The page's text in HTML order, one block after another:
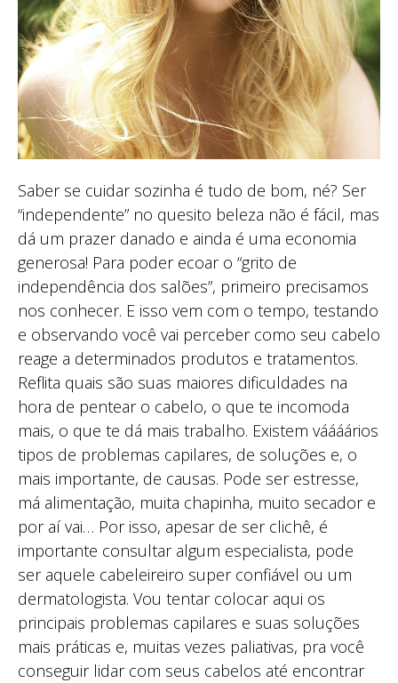
Saber se cuidar sozinha é tudo de bom, né? Ser
“independente” no quesito beleza não é fácil, mas
dá um prazer danado e ainda é uma economia
generosa! Para poder ecoar o “grito de
independência dos salões”, primeiro precisamos
nos conhecer. E isso vem com o tempo, testando
e observando você vai perceber como seu cabelo
reage a determinados produtos e tratamentos.
Reflita quais são suas maiores dificuldades na
hora de pentear o cabelo, o que te incomoda
mais, o que te dá mais trabalho. Existem váááários
tipos de problemas capilares, de soluções e, o
mais importante, de causas. Pode ser estresse,
má alimentação, muita chapinha, muito secador e
por aí vai… Por isso, apesar de ser clichê, é
importante consultar algum especialista, pode
ser aquele cabeleireiro super confiável ou um
dermatologista. Vou tentar colocar aqui os
principais problemas capilares e suas soluções
mais práticas e, muitas vezes paliativas, pra você
conseguir lidar com seus cabelos até encontrar